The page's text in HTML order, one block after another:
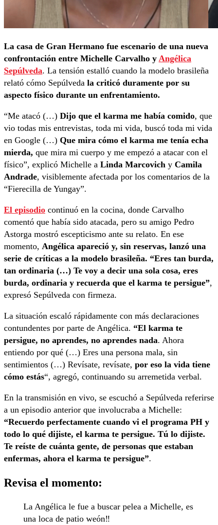
La casa de Gran Hermano fue escenario de una nueva
confrontación entre Michelle Carvalho y Angélica
Sepúlveda. La tensión estalló cuando la modelo brasileña
relató cómo Sepúlveda la criticó duramente por su
aspecto físico durante un enfrentamiento.
“Me atacó (…) Dijo que el karma me había comido, que
vio todas mis entrevistas, toda mi vida, buscó toda mi vida
en Google (…) Que mira cómo el karma me tenía echa
mierda, que mira mi cuerpo y me empezó a atacar con el
físico”, explicó Michelle a Linda Marcovich y Camila
Andrade, visiblemente afectada por los comentarios de la
“Fierecilla de Yungay”.
El episodio continuó en la cocina, donde Carvalho
comentó que había sido atacada, pero su amigo Pedro
Astorga mostró escepticismo ante su relato. En ese
momento, Angélica apareció y, sin reservas, lanzó una
serie de críticas a la modelo brasileña. “Eres tan burda,
tan ordinaria (…) Te voy a decir una sola cosa, eres
burda, ordinaria y recuerda que el karma te persigue”,
expresó Sepúlveda con firmeza.
La situación escaló rápidamente con más declaraciones
contundentes por parte de Angélica. “El karma te
persigue, no aprendes, no aprendes nada. Ahora
entiendo por qué (…) Eres una persona mala, sin
sentimientos (…) Revísate, revísate, por eso la vida tiene
cómo estás“, agregó, continuando su arremetida verbal.
En la transmisión en vivo, se escuchó a Sepúlveda referirse
a un episodio anterior que involucraba a Michelle:
“Recuerdo perfectamente cuando vi el programa PH y
todo lo qué dijiste, el karma te persigue. Tú lo dijiste.
Te reíste de cuánta gente, de personas que estaban
enfermas, ahora el karma te persigue”.
Revisa el momento:
La Angélica le fue a buscar pelea a Michelle, es
una loca de patio weón‼️